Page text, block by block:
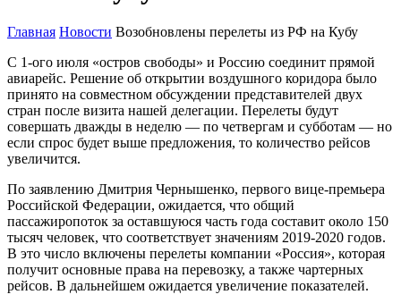
Главная Новости Возобновлены перелеты из РФ на Кубу
С 1-ого июля «остров свободы» и Россию соединит прямой
авиарейс. Решение об открытии воздушного коридора было
принято на совместном обсуждении представителей двух
стран после визита нашей делегации. Перелеты будут
совершать дважды в неделю — по четвергам и субботам — но
если спрос будет выше предложения, то количество рейсов
увеличится.
По заявлению Дмитрия Чернышенко, первого вице-премьера
Российской Федерации, ожидается, что общий
пассажиропоток за оставшуюся часть года составит около 150
тысяч человек, что соответствует значениям 2019-2020 годов.
В это число включены перелеты компании «Россия», которая
получит основные права на перевозку, а также чартерных
рейсов. В дальнейшем ожидается увеличение показателей.